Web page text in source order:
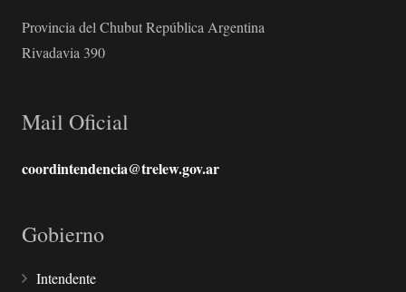
Provincia del Chubut República Argentina
Rivadavia 390
Mail Oficial
coordintendencia@trelew.gov.ar
Gobierno
Intendente